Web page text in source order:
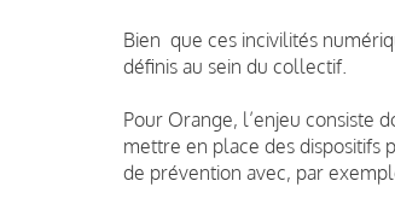
Bien que ces incivilités
définis au sein du collectif.
Pour Orange, l’enjeu consiste
mettre en place des dispositifs
de prévention avec, par